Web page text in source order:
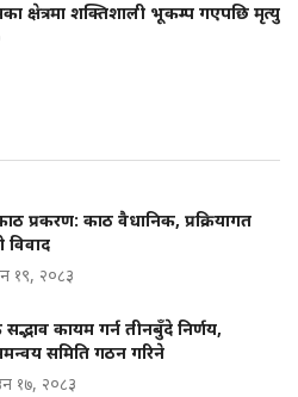
क्षेत्रमा शक्तिशाली भूकम्प गएपछि मृत्यु
प्रकरण: काठ वैधानिक, प्रक्रियागत
विवाद
१९, २०८३
सद्भाव कायम गर्न तीनबुँदे निर्णय,
समिति गठन गरिने
१७, २०८३